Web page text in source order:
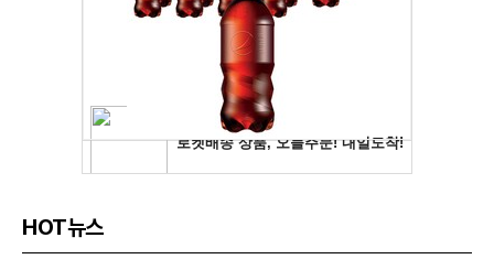
HOT뉴스